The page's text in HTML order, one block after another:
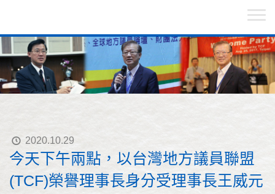
2020.10.29
今天下午兩點，以台灣地方議員聯盟
(TCF)榮譽理事長身分受理事長王威元